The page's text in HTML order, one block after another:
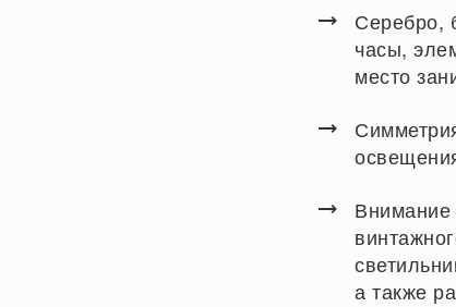
Серебро,
часы,
место
Внимание
а также